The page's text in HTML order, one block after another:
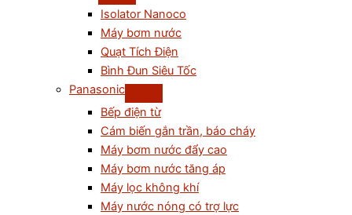
Isolator Nanoco
Máy bơm nước
Quạt Tích Điện
Bình Đun Siêu Tốc
Panasonic
Bếp điện từ
Cám biến gắn trần, báo cháy
Máy bơm nước đẩy cao
Máy bơm nước tăng áp
Máy lọc không khí
Máy nước nóng có trợ lực